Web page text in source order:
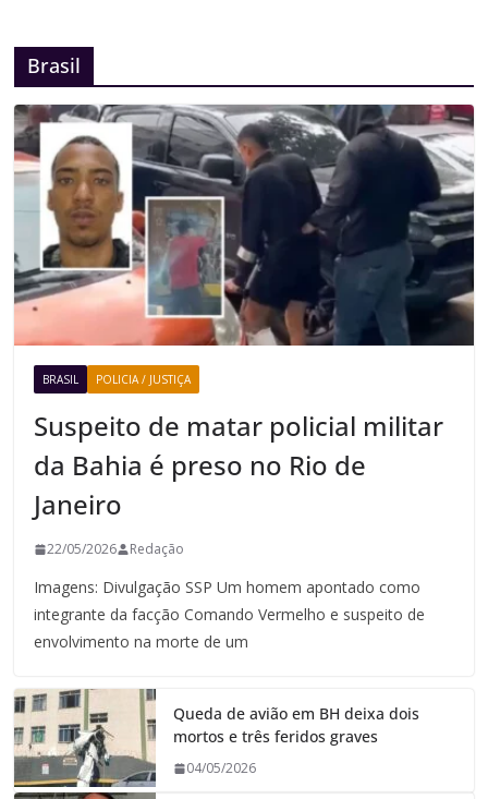
Brasil
BRASIL POLICIA / JUSTIÇA
Suspeito de matar policial militar
da Bahia é preso no Rio de
Janeiro
22/05/2026 Redação
Imagens: Divulgação SSP Um homem apontado como
integrante da facção Comando Vermelho e suspeito de
envolvimento na morte de um
Queda de avião em BH deixa dois
mortos e três feridos graves
04/05/2026